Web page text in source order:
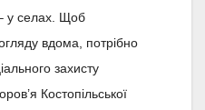
– у селах. Щоб
вдома, потрібно
захисту
Костопільської